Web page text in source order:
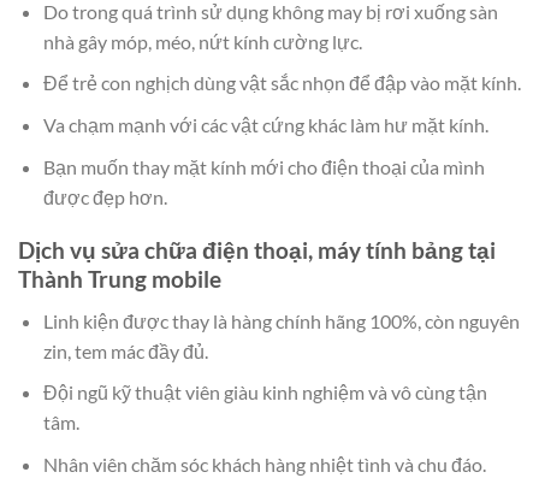
Do trong quá trình sử dụng không may bị rơi xuống sàn
nhà gây móp, méo, nứt kính cường lực.
Để trẻ con nghịch dùng vật sắc nhọn để đập vào mặt kính.
Va chạm mạnh với các vật cứng khác làm hư mặt kính.
Bạn muốn thay mặt kính mới cho điện thoại của mình
được đẹp hơn.
Dịch vụ sửa chữa điện thoại, máy tính bảng tại
Thành Trung mobile
Linh kiện được thay là hàng chính hãng 100%, còn nguyên
zin, tem mác đầy đủ.
Đội ngũ kỹ thuật viên giàu kinh nghiệm và vô cùng tận
tâm.
Nhân viên chăm sóc khách hàng nhiệt tình và chu đáo.